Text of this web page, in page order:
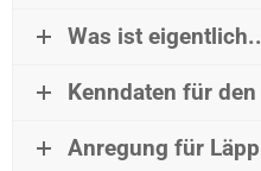
Was ist
Kenndaten für
Anregung für